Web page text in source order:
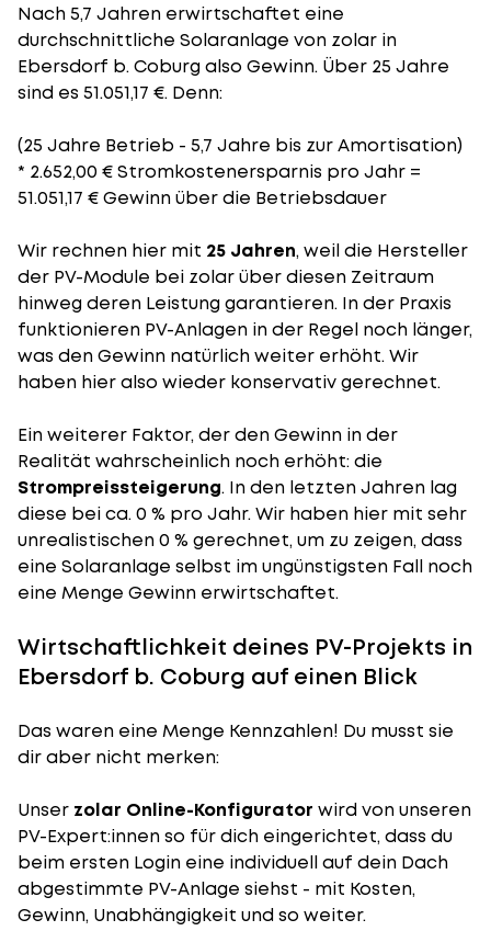
Nach 5,7 Jahren erwirtschaftet eine
durchschnittliche Solaranlage von zolar in
Ebersdorf b. Coburg also Gewinn. Über 25 Jahre
sind es 51.051,17 €. Denn:
(25 Jahre Betrieb - 5,7 Jahre bis zur Amortisation)
* 2.652,00 € Stromkostenersparnis pro Jahr =
51.051,17 € Gewinn über die Betriebsdauer
Wir rechnen hier mit 25 Jahren, weil die Hersteller
der PV-Module bei zolar über diesen Zeitraum
hinweg deren Leistung garantieren. In der Praxis
funktionieren PV-Anlagen in der Regel noch länger,
was den Gewinn natürlich weiter erhöht. Wir
haben hier also wieder konservativ gerechnet.
Ein weiterer Faktor, der den Gewinn in der
Realität wahrscheinlich noch erhöht: die
Strompreissteigerung. In den letzten Jahren lag
diese bei ca. 0 % pro Jahr. Wir haben hier mit sehr
unrealistischen 0 % gerechnet, um zu zeigen, dass
eine Solaranlage selbst im ungünstigsten Fall noch
eine Menge Gewinn erwirtschaftet.
Wirtschaftlichkeit deines PV-Projekts in
Ebersdorf b. Coburg auf einen Blick
Das waren eine Menge Kennzahlen! Du musst sie
dir aber nicht merken:
Unser zolar Online-Konfigurator wird von unseren
PV-Expert:innen so für dich eingerichtet, dass du
beim ersten Login eine individuell auf dein Dach
abgestimmte PV-Anlage siehst - mit Kosten,
Gewinn, Unabhängigkeit und so weiter.